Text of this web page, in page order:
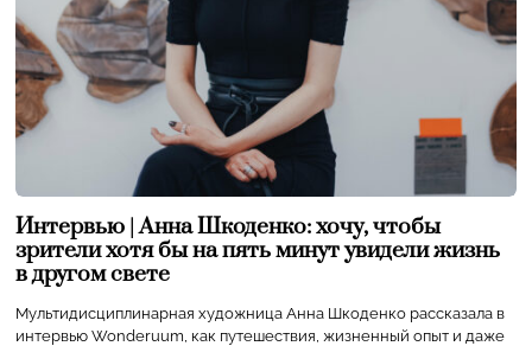
Интервью | Анна Шкоденко: хочу, чтобы
зрители хотя бы на пять минут увидели жизнь
в другом свете
Мультидисциплинарная художница Анна Шкоденко рассказала в
интервью Wonderuum, как путешествия, жизненный опыт и даже